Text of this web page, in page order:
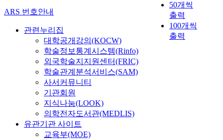
50개씩
출력
100개씩
출력
ARS 번호안내
관련누리집
대학공개강의(KOCW)
학술정보통계시스템(Rinfo)
외국학술지지원센터(FRIC)
학술관계분석서비스(SAM)
사서커뮤니티
기관회원
지식나눔(LOOK)
의학전자도서관(MEDLIS)
유관기관 사이트
교육부(MOE)